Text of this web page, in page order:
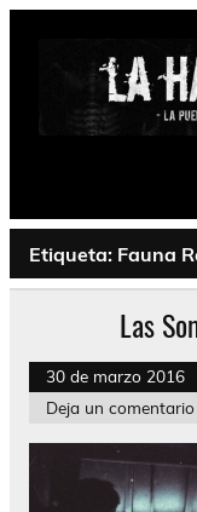
Saltar
Psychedelic,
Etiqueta: Fauna
Las
30 de marzo 2016
Deja un comentario